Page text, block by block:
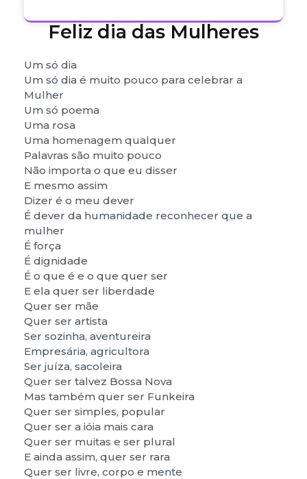
Feliz dia das Mulheres
Um só dia
Um só dia é muito pouco para celebrar a
Mulher
Um só poema
Uma rosa
Uma homenagem qualquer
Palavras são muito pouco
Não importa o que eu disser
E mesmo assim
Dizer é o meu dever
É dever da humanidade reconhecer que a
mulher
É força
É dignidade
É o que é e o que quer ser
E ela quer ser liberdade
Quer ser mãe
Quer ser artista
Ser sozinha, aventureira
Empresária, agricultora
Ser juíza, sacoleira
Quer ser talvez Bossa Nova
Mas também quer ser Funkeira
Quer ser simples, popular
Quer ser a ióia mais cara
Quer ser muitas e ser plural
E ainda assim, quer ser rara
Quer ser livre, corpo e mente